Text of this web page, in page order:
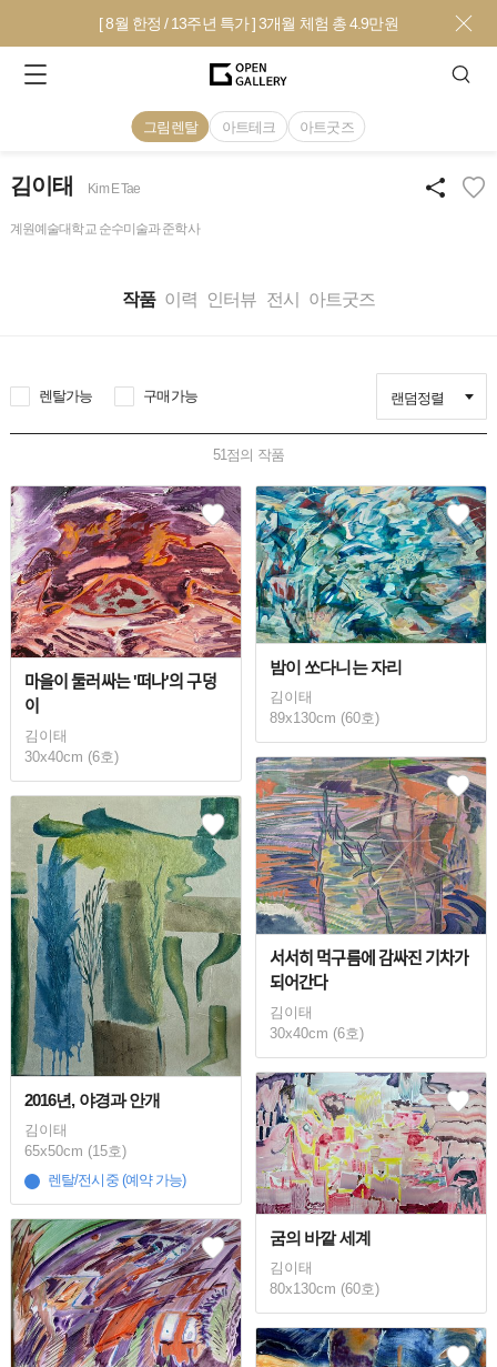
[ 8월 한정 / 13주년 특가 ] 3개월 체험 총 4.9만원
그림렌탈 아트테크 아트굿즈
김이태 Kim E Tae
계원예술대학교 순수미술과 준학사
작품 이력 인터뷰 전시 아트굿즈
렌탈가능 구매가능 랜덤정렬
51점의 작품
마을이 둘러싸는 '떠나'의 구덩
이
김이태
30x40cm (6호)
밤이 쏘다니는 자리
김이태
89x130cm (60호)
서서히 먹구름에 감싸진 기차가
되어간다
김이태
30x40cm (6호)
2016년, 야경과 안개
김이태
65x50cm (15호)
렌탈/전시중 (예약 가능)
굼의 바깥 세계
김이태
80x130cm (60호)